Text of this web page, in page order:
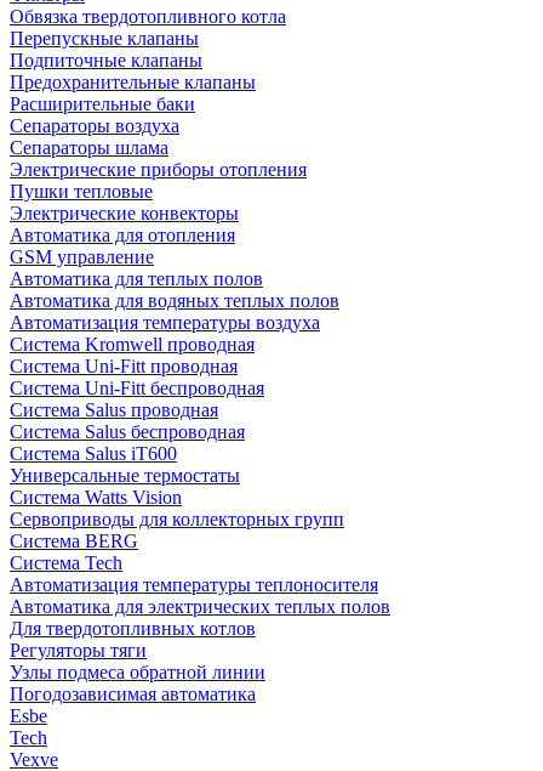
Обвязка твердотопливного котла
Перепускные клапаны
Подпиточные клапаны
Предохранительные клапаны
Расширительные баки
Сепараторы воздуха
Сепараторы шлама
Электрические приборы отопления
Пушки тепловые
Электрические конвекторы
Автоматика для отопления
GSM управление
Автоматика для теплых полов
Автоматика для водяных теплых полов
Автоматизация температуры воздуха
Система Kromwell проводная
Система Uni-Fitt проводная
Система Uni-Fitt беспроводная
Система Salus проводная
Система Salus беспроводная
Система Salus iT600
Универсальные термостаты
Система Watts Vision
Сервоприводы для коллекторных групп
Система BERG
Система Tech
Автоматизация температуры теплоносителя
Автоматика для электрических теплых полов
Для твердотопливных котлов
Регуляторы тяги
Узлы подмеса обратной линии
Погодозависимая автоматика
Esbe
Tech
Vexve